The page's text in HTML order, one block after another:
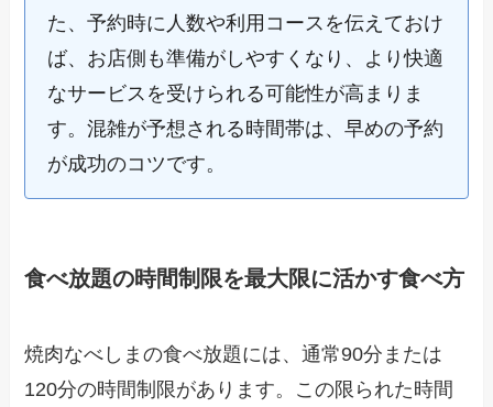
た、予約時に人数や利用コースを伝えておけ
ば、お店側も準備がしやすくなり、より快適
なサービスを受けられる可能性が高まりま
す。混雑が予想される時間帯は、早めの予約
が成功のコツです。
食べ放題の時間制限を最大限に活かす食べ方
焼肉なべしまの食べ放題には、通常90分または
120分の時間制限があります。この限られた時間